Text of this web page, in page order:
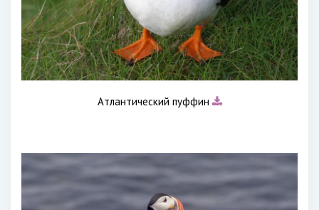
Атлантический пуффин